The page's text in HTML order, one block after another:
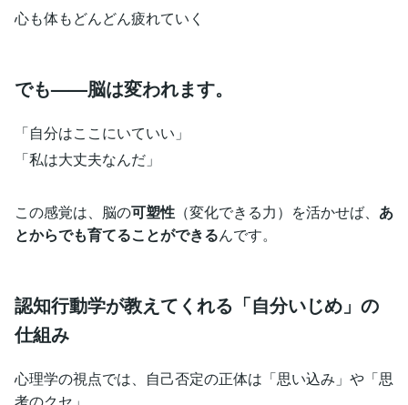
心も体もどんどん疲れていく
でも——脳は変われます。
「自分はここにいていい」
「私は大丈夫なんだ」
この感覚は、脳の可塑性 （変化できる力）を活かせば、 あ
とからでも育てることができるんです。
認知行動学が教えてくれる「自分いじめ」の
仕組み
心理学の視点では、自己否定の正体は「思い込み」や「思
考のクセ」。